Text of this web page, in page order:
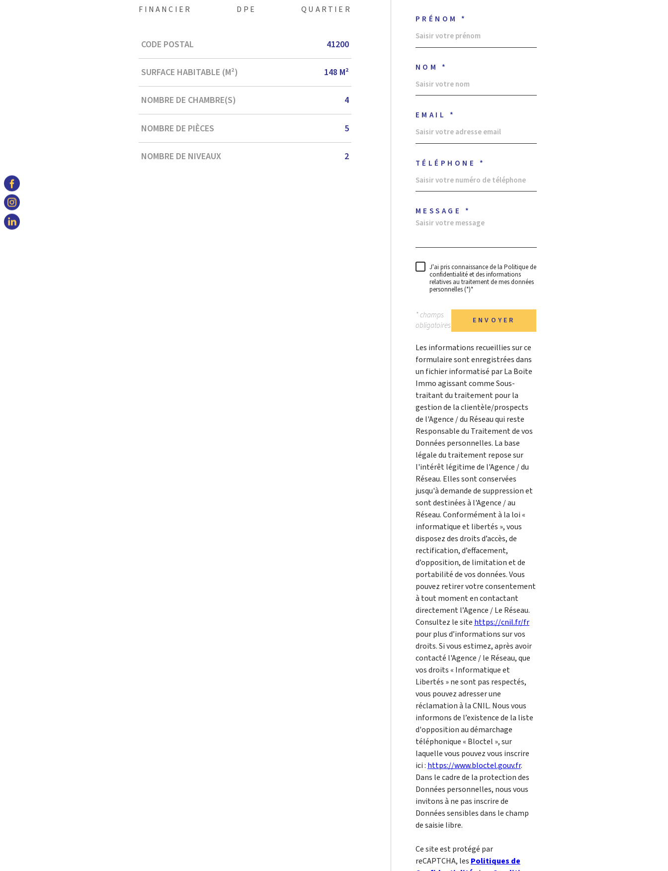
FINANCIER DPE QUARTIER
Caractérisque Valeurs
CODE POSTAL 41200
SURFACE HABITABLE (M²) 148 M²
NOMBRE DE CHAMBRE(S) 4
NOMBRE DE PIÈCES 5
NOMBRE DE NIVEAUX 2
PRÉNOM *
NOM *
EMAIL *
TÉLÉPHONE *
MESSAGE *
J'ai pris connaissance de la Politique de
confidentialité et des informations
relatives au traitement de mes données
personnelles (*)*
* champs
obligatoires
ENVOYER
Les informations recueillies sur ce
formulaire sont enregistrées dans
un fichier informatisé par La Boite
Immo agissant comme Sous-
traitant du traitement pour la
gestion de la clientèle/prospects
de l'Agence / du Réseau qui reste
Responsable du Traitement de vos
Données personnelles. La base
légale du traitement repose sur
l'intérêt légitime de l'Agence / du
Réseau. Elles sont conservées
jusqu'à demande de suppression et
sont destinées à l'Agence / au
Réseau. Conformément à la loi «
informatique et libertés », vous
disposez des droits d’accès, de
rectification, d’effacement,
d’opposition, de limitation et de
portabilité de vos données. Vous
pouvez retirer votre consentement
à tout moment en contactant
directement l’Agence / Le Réseau.
Consultez le site https://cnil.fr/fr
pour plus d’informations sur vos
droits. Si vous estimez, après avoir
contacté l'Agence / le Réseau, que
vos droits « Informatique et
Libertés » ne sont pas respectés,
vous pouvez adresser une
réclamation à la CNIL. Nous vous
informons de l’existence de la liste
d'opposition au démarchage
téléphonique « Bloctel », sur
laquelle vous pouvez vous inscrire
ici : https://www.bloctel.gouv.fr.
Dans le cadre de la protection des
Données personnelles, nous vous
invitons à ne pas inscrire de
Données sensibles dans le champ
de saisie libre.
Ce site est protégé par
reCAPTCHA, les Politiques de